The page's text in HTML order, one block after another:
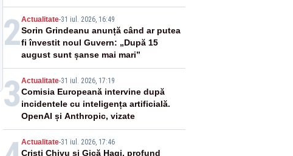
2Actualitate-31 iul. 2026, 16:49
Sorin Grindeanu anunță când ar putea
fi învestit noul Guvern: „După 15
august sunt șanse mai mari”
3 Actualitate-31 iul. 2026, 17:19
Comisia Europeană intervine după
incidentele cu inteligența artificială.
OpenAI și Anthropic, vizate
Actualitate-31 iul. 2026, 17:46
Cristi Chivu și Gică Hagi, profund